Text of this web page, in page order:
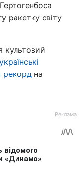
ракетку світу
культовий
українські
рекорд на